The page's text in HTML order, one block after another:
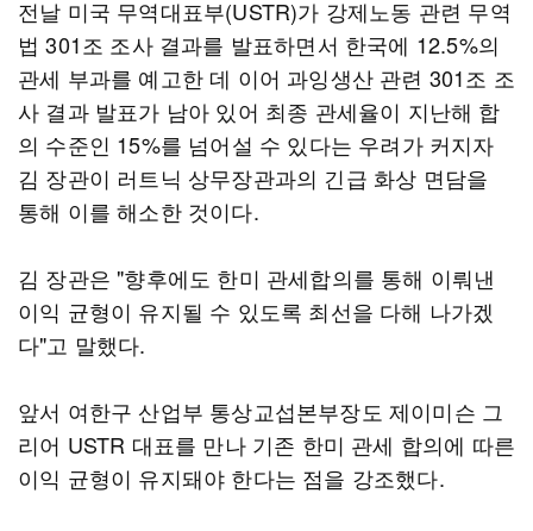
전날 미국 무역대표부(USTR)가 강제노동 관련 무역
법 301조 조사 결과를 발표하면서 한국에 12.5%의
관세 부과를 예고한 데 이어 과잉생산 관련 301조 조
사 결과 발표가 남아 있어 최종 관세율이 지난해 합
의 수준인 15%를 넘어설 수 있다는 우려가 커지자
김 장관이 러트닉 상무장관과의 긴급 화상 면담을
통해 이를 해소한 것이다.
김 장관은 "향후에도 한미 관세합의를 통해 이뤄낸
이익 균형이 유지될 수 있도록 최선을 다해 나가겠
다"고 말했다.
앞서 여한구 산업부 통상교섭본부장도 제이미슨 그
리어 USTR 대표를 만나 기존 한미 관세 합의에 따른
이익 균형이 유지돼야 한다는 점을 강조했다.